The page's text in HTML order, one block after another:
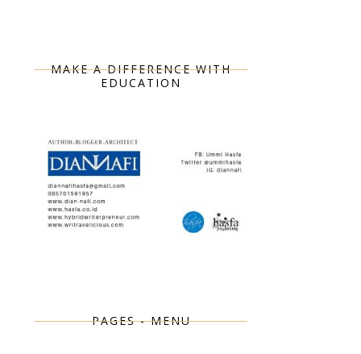
MAKE A DIFFERENCE WITH
EDUCATION
PAGES - MENU